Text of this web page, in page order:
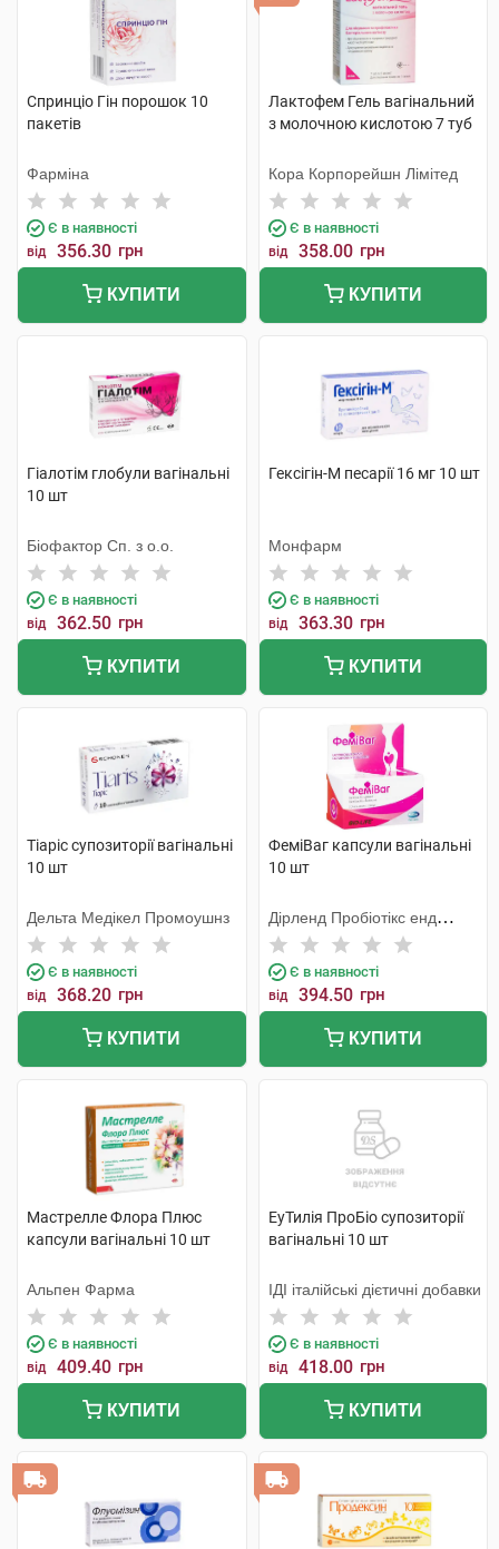
Спринціо Гін порошок 10
пакетів
Фарміна
Є в наявності
від 356.30 грн
КУПИТИ
Лактофем Гель вагінальний
з молочною кислотою 7 туб
Кора Корпорейшн Лімітед
Є в наявності
від 358.00 грн
КУПИТИ
Гіалотім глобули вагінальні
10 шт
Біофактор Сп. з о.о.
Є в наявності
від 362.50 грн
КУПИТИ
Гексігін-М песарії 16 мг 10 шт
Монфарм
Є в наявності
від 363.30 грн
КУПИТИ
Тіаріс супозиторії вагінальні
10 шт
Дельта Медікел Промоушнз
Є в наявності
від 368.20 грн
КУПИТИ
ФеміВаг капсули вагінальні
10 шт
Дірленд Пробіотікс енд
Ензимс А/С
Є в наявності
від 394.50 грн
КУПИТИ
Мастрелле Флора Плюс
капсули вагінальні 10 шт
Альпен Фарма
Є в наявності
від 409.40 грн
КУПИТИ
ЕуТилія ПроБіо супозиторії
вагінальні 10 шт
ІДІ італійські дієтичні добавки
Є в наявності
від 418.00 грн
КУПИТИ